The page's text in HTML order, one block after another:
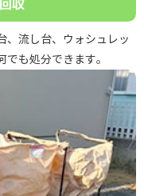
収
、流し台、ウォシュレッ
も処分できます。